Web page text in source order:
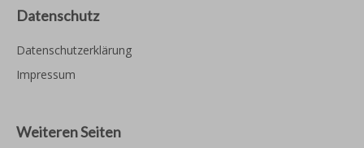
Datenschutz
Datenschutzerklärung
Impressum
Weiteren Seiten